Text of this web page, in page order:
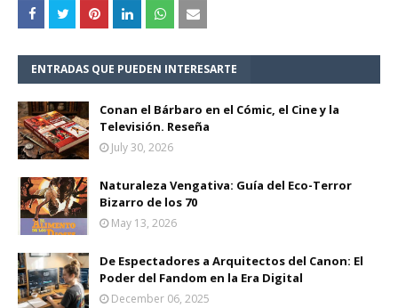
ENTRADAS QUE PUEDEN INTERESARTE
Conan el Bárbaro en el Cómic, el Cine y la
Televisión. Reseña
July 30, 2026
Naturaleza Vengativa: Guía del Eco-Terror
Bizarro de los 70
May 13, 2026
De Espectadores a Arquitectos del Canon: El
Poder del Fandom en la Era Digital
December 06, 2025